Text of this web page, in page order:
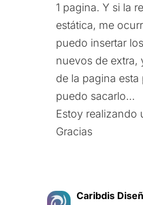
1 pagina. Y si la
estática, me
puedo insertar
nuevos de extra,
de la pagina esta
puedo sacarlo…
Estoy realizando
Gracias
Caribdis